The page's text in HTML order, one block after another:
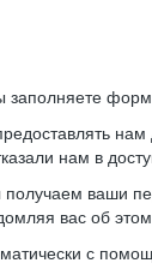
нам в
ваши
вас об
с